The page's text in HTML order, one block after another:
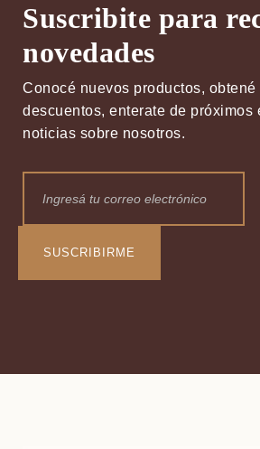
Suscribite para
novedades
Conocé nuevos productos,
descuentos, enterate de próximos
noticias sobre nosotros.